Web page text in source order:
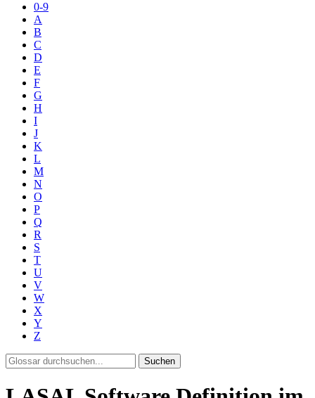
0-9
A
B
C
D
E
F
G
H
I
J
K
L
M
N
O
P
Q
R
S
T
U
V
W
X
Y
Z
Suchen